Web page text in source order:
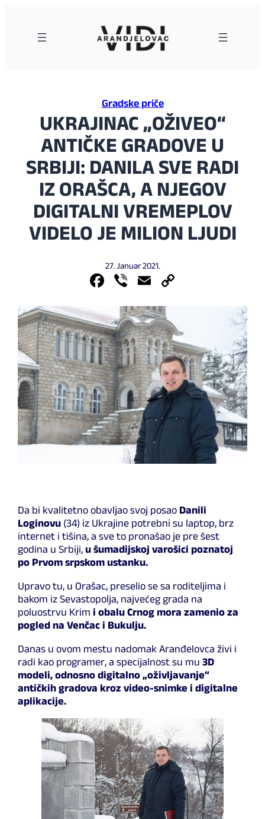
Gradske priče
UKRAJINAC „OŽIVEO“
ANTIČKE GRADOVE U
SRBIJI: DANILA SVE RADI
IZ ORAŠCA, A NJEGOV
DIGITALNI VREMEPLOV
VIDELO JE MILION LJUDI
27. Januar 2021.
Facebook
ViberEmail
Da bi kvalitetno obavljao svoj posao Danili
Loginovu (34) iz Ukrajine potrebni su laptop, brz
internet i tišina, a sve to pronašao je pre šest
godina u Srbiji,u šumadijskoj varošici poznatoj
po Prvom srpskom ustanku.
Upravo tu, u Orašac, preselio se sa roditeljima i
bakom iz Sevastopolja, najvećeg grada na
poluostrvu Krim i obalu Crnog mora zamenio za
pogled na Venčac i Bukulju.
Danas u ovom mestu nadomak Aranđelovca živi i
radi kao programer, a specijalnost su mu3D
modeli, odnosno digitalno „oživljavanje“
antičkih gradova kroz video-snimke i digitalne
aplikacije.